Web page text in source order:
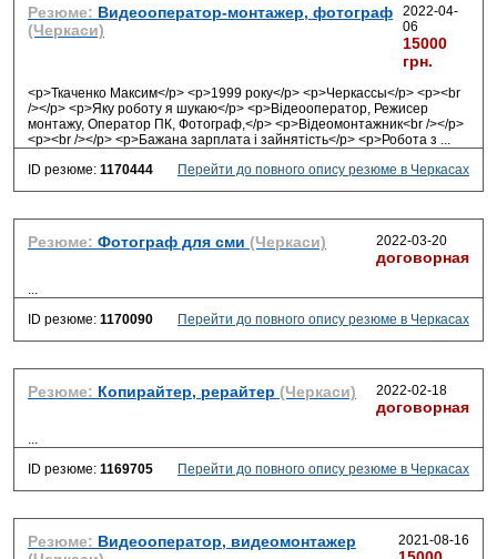
Резюме: Видеооператор-монтажер, фотограф
(Черкаси)
2022-04-
06
15000
грн.
<p>Ткаченко Максим</p> <p>1999 року</p> <p>Черкассы</p> <p><br
/></p> <p>Яку роботу я шукаю</p> <p>Відеооператор, Режисер
монтажу, Оператор ПК, Фотограф,</p> <p>Відеомонтажник<br /></p>
<p><br /></p> <p>Бажана зарплата і зайнятість</p> <p>Робота з ...
ID резюме: 1170444 Перейти до повного опису резюме в Черкасах
Резюме: Фотограф для сми (Черкаси) 2022-03-20
договорная
...
ID резюме: 1170090 Перейти до повного опису резюме в Черкасах
Резюме: Копирайтер, рерайтер (Черкаси) 2022-02-18
договорная
...
ID резюме: 1169705 Перейти до повного опису резюме в Черкасах
Резюме: Видеооператор, видеомонтажер
2021-08-16